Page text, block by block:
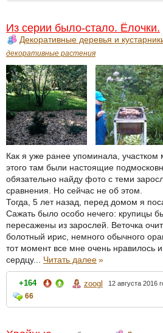
Из серии было-стало. Ёлочки.
Декоративные деревья и
декоративные растения
Как я уже ранее упоминала,
этого там были настоящие
обязательно найду фото с теми
сравнения. Но сейчас не об этом.
Тогда, 5 лет назад, перед домом я
Сажать было особо нечего: крупицы
пересажены из зарослей. Веточка
болотный ирис, немного обычного
тот момент все мне очень нравилось
сердцу... Читать далее»
+164 zoogl 12 августа 2016
66